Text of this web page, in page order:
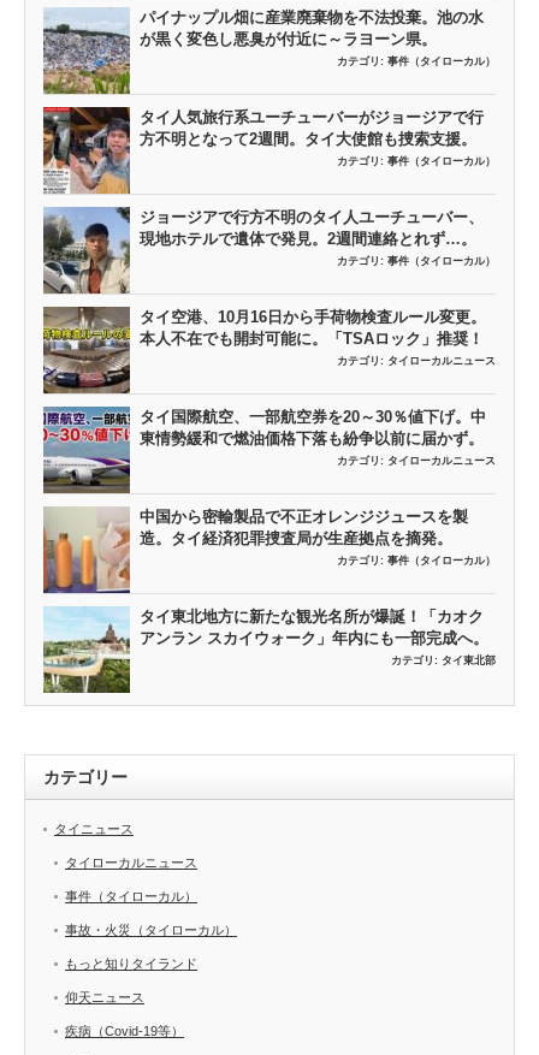
パイナップル畑に産業廃棄物を不法投棄。池の水
が黒く変色し悪臭が付近に～ラヨーン県。
カテゴリ: 事件（タイローカル）
タイ人気旅行系ユーチューバーがジョージアで行
方不明となって2週間。タイ大使館も捜索支援。
カテゴリ: 事件（タイローカル）
ジョージアで行方不明のタイ人ユーチューバー、
現地ホテルで遺体で発見。2週間連絡とれず…。
カテゴリ: 事件（タイローカル）
タイ空港、10月16日から手荷物検査ルール変更。
本人不在でも開封可能に。「TSAロック」推奨！
カテゴリ: タイローカルニュース
タイ国際航空、一部航空券を20～30％値下げ。中
東情勢緩和で燃油価格下落も紛争以前に届かず。
カテゴリ: タイローカルニュース
中国から密輸製品で不正オレンジジュースを製
造。タイ経済犯罪捜査局が生産拠点を摘発。
カテゴリ: 事件（タイローカル）
タイ東北地方に新たな観光名所が爆誕！「カオク
アンラン スカイウォーク」年内にも一部完成へ。
カテゴリ: タイ東北部
カテゴリー
タイニュース
タイローカルニュース
事件（タイローカル）
事故・火災（タイローカル）
もっと知りタイランド
仰天ニュース
疾病（Covid-19等）